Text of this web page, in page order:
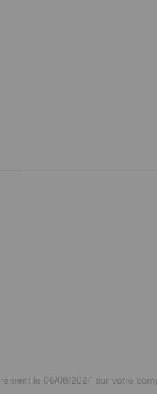
le 06/08/2024 sur votre